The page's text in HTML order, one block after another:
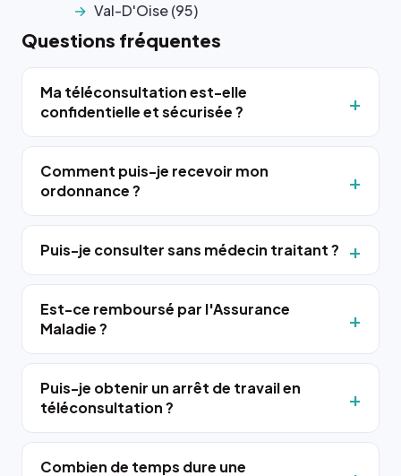
Val-D'Oise (95)
Questions fréquentes
Ma téléconsultation est-elle
confidentielle et sécurisée ?
Comment puis-je recevoir mon
ordonnance ?
Puis-je consulter sans médecin traitant ?
Est-ce remboursé par l'Assurance
Maladie ?
Puis-je obtenir un arrêt de travail en
téléconsultation ?
Combien de temps dure une